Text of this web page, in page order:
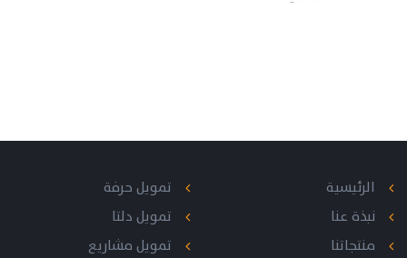
الرئيسية
نبذة عنا
منتجاتنا
تمويل حرفة
تمويل دلتا
تمويل مشاريع